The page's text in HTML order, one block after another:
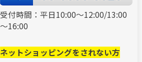
受付時間：平日10:00～12:00/13:00
～16:00
ネットショッピングをされない方